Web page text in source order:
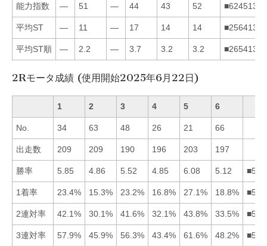
能力指数 — 51 — 44 43 52 ■624513
平均ST — 11 — 17 14 14 ■256413
平均ST順 — 2.2 — 3.7 3.2 3.2 ■265413
2Rモータ成績 (使用開始2025年6月22日)
1 2 3 4 5 6
No. 34 63 48 26 21 66
出走数 209 209 190 196 203 197
勝率 5.85 4.86 5.52 4.85 6.08 5.12
1着率 23.4% 15.3% 23.2% 16.8% 27.1% 18.8%
2連対率 42.1% 30.1% 41.6% 32.1% 43.8% 33.5%
3連対率 57.9% 45.9% 56.3% 43.4% 61.6% 48.2%